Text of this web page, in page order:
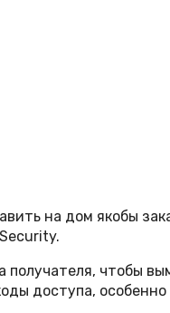
на дом якобы
чтобы
доступа, особенно